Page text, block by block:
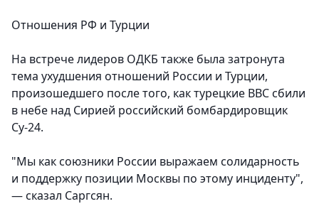
Отношения РФ и Турции
На встрече лидеров ОДКБ также была затронута
тема ухудшения отношений России и Турции,
произошедшего после того, как турецкие ВВС сбили
в небе над Сирией российский бомбардировщик
Су-24.
"Мы как союзники России выражаем солидарность
и поддержку позиции Москвы по этому инциденту",
— сказал Саргсян.